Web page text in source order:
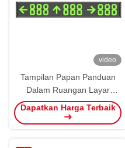
video
Tampilan Papan Panduan
Dalam Ruangan Layar
Penunjuk Arah IED3 Papan
Parkir Tiga Arah
Dapatkan Harga Terbaik